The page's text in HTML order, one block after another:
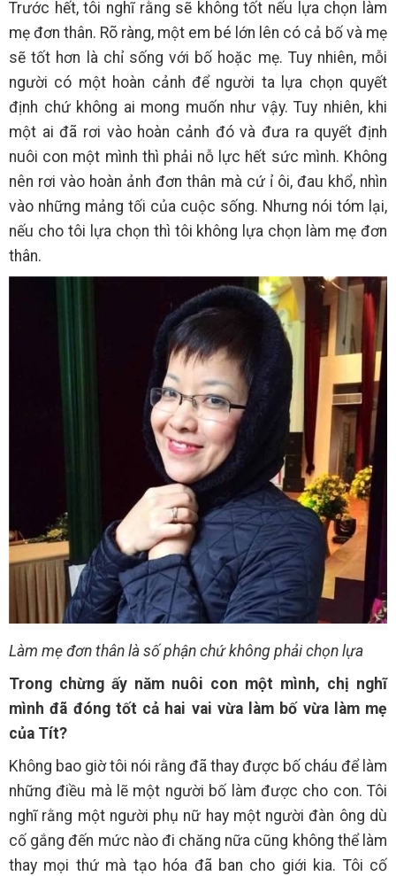
Trước hết, tôi nghĩ rằng sẽ không tốt nếu lựa chọn làm
mẹ đơn thân. Rõ ràng, một em bé lớn lên có cả bố và mẹ
sẽ tốt hơn là chỉ sống với bố hoặc mẹ. Tuy nhiên, mỗi
người có một hoàn cảnh để người ta lựa chọn quyết
định chứ không ai mong muốn như vậy. Tuy nhiên, khi
một ai đã rơi vào hoàn cảnh đó và đưa ra quyết định
nuôi con một mình thì phải nỗ lực hết sức mình. Không
nên rơi vào hoàn ảnh đơn thân mà cứ ỉ ôi, đau khổ, nhìn
vào những mảng tối của cuộc sống. Nhưng nói tóm lại,
nếu cho tôi lựa chọn thì tôi không lựa chọn làm mẹ đơn
thân.
Làm mẹ đơn thân là số phận chứ không phải chọn lựa
Trong chừng ấy năm nuôi con một mình, chị nghĩ
mình đã đóng tốt cả hai vai vừa làm bố vừa làm mẹ
của Tít?
Không bao giờ tôi nói rằng đã thay được bố cháu để làm
những điều mà lẽ một người bố làm được cho con. Tôi
nghĩ rằng một người phụ nữ hay một người đàn ông dù
cố gắng đến mức nào đi chăng nữa cũng không thể làm
thay mọi thứ mà tạo hóa đã ban cho giới kia. Tôi cố